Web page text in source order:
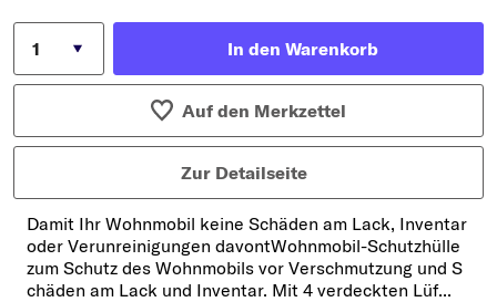
In den Warenkorb
Auf den Merkzettel
Zur Detailseite
Damit Ihr Wohnmobil keine Schäden am Lack, Inventar
oder Verunreinigungen davontWohnmobil-Schutzhülle
zum Schutz des Wohnmobils vor Verschmutzung und S
chäden am Lack und Inventar. Mit 4 verdeckten Lüf...